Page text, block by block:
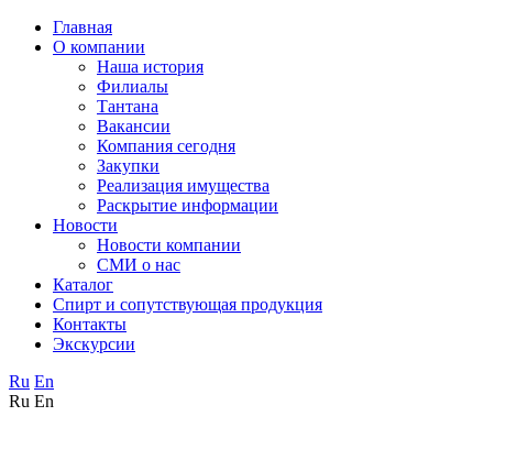
Главная
О компании
Наша история
Филиалы
Тантана
Вакансии
Компания сегодня
Закупки
Реализация имущества
Раскрытие информации
Новости
Новости компании
СМИ о нас
Каталог
Спирт и сопутствующая продукция
Контакты
Экскурсии
Ru En
Ru En